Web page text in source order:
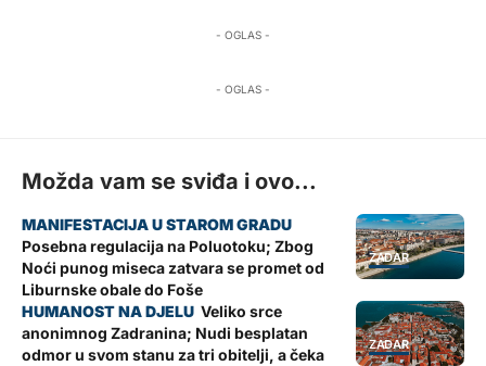
- OGLAS -
- OGLAS -
Možda vam se sviđa i ovo...
ZADAR
Posebna regulacija na Poluotoku; Zbog
Noći punog miseca zatvara se promet od
Liburnske obale do Foše
ZADAR
Veliko srce
anonimnog Zadranina; Nudi besplatan
odmor u svom stanu za tri obitelji, a čeka